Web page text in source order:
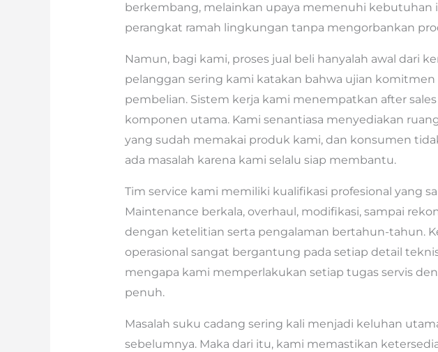
berkembang, melainkan upaya memenuhi kebutuhan
perangkat ramah lingkungan tanpa mengorbankan
Namun, bagi kami, proses jual beli hanyalah awal dari
pelanggan sering kami katakan bahwa ujian komitmen
pembelian. Sistem kerja kami menempatkan after sales
komponen utama. Kami senantiasa menyediakan
yang sudah memakai produk kami, dan konsumen
ada masalah karena kami selalu siap membantu.
Tim service kami memiliki kualifikasi profesional yang
Maintenance berkala, overhaul, modifikasi, sampai
dengan ketelitian serta pengalaman bertahun-tahun.
operasional sangat bergantung pada setiap detail
mengapa kami memperlakukan setiap tugas servis
penuh.
Masalah suku cadang sering kali menjadi keluhan
sebelumnya. Maka dari itu, kami memastikan